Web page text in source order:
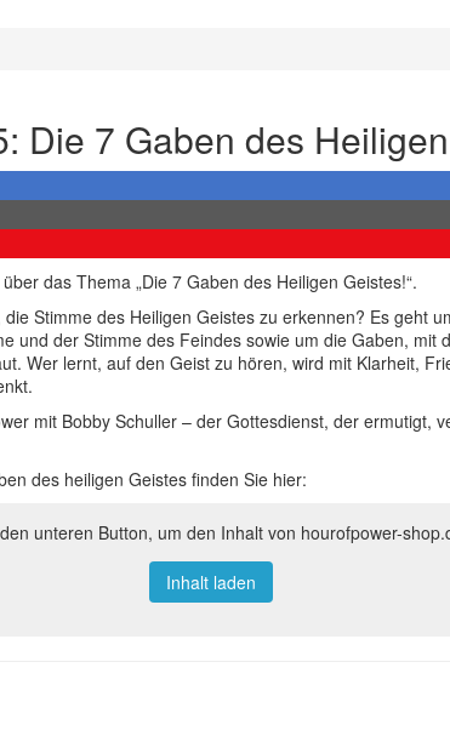
Die 7 Gaben des
das Thema „Die 7 Gaben des Heiligen Geistes!“.
Stimme des Heiligen Geistes zu erkennen? Es geht
und der Stimme des Feindes sowie um die Gaben, mit
Wer lernt, auf den Geist zu hören, wird mit Klarheit,
mit Bobby Schuller – der Gottesdienst, der ermutigt,
des heiligen Geistes finden Sie hier:
unteren Button, um den Inhalt von hourofpower-
Inhalt laden